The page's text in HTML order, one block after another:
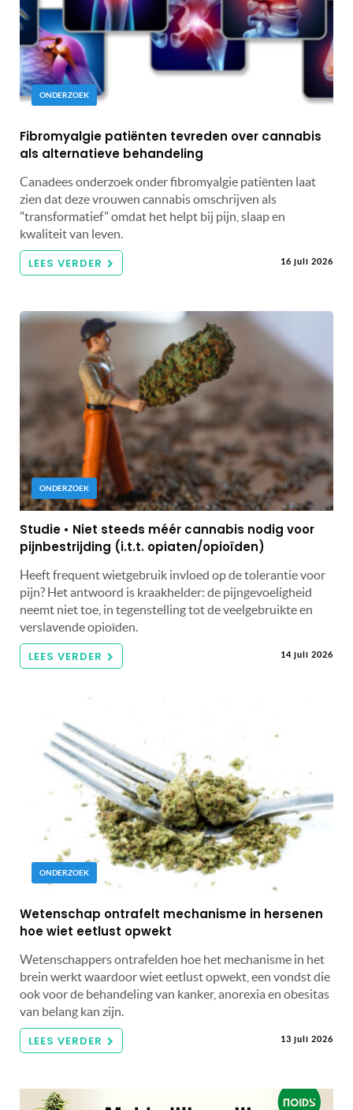
ONDERZOEK
Fibromyalgie patiënten tevreden over cannabis
als alternatieve behandeling
Canadees onderzoek onder fibromyalgie patiënten laat
zien dat deze vrouwen cannabis omschrijven als
"transformatief" omdat het helpt bij pijn, slaap en
kwaliteit van leven.
LEES VERDER 16 juli 2026
ONDERZOEK
Studie • Niet steeds méér cannabis nodig voor
pijnbestrijding (i.t.t. opiaten/opioïden)
Heeft frequent wietgebruik invloed op de tolerantie voor
pijn? Het antwoord is kraakhelder: de pijngevoeligheid
neemt niet toe, in tegenstelling tot de veelgebruikte en
verslavende opioïden.
LEES VERDER 14 juli 2026
ONDERZOEK
Wetenschap ontrafelt mechanisme in hersenen
hoe wiet eetlust opwekt
Wetenschappers ontrafelden hoe het mechanisme in het
brein werkt waardoor wiet eetlust opwekt, een vondst die
ook voor de behandeling van kanker, anorexia en obesitas
van belang kan zijn.
LEES VERDER 13 juli 2026